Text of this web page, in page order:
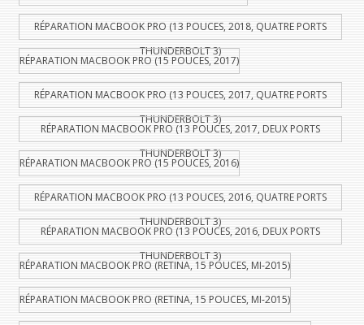
RÉPARATION MACBOOK PRO (13 POUCES, 2018, QUATRE PORTS
THUNDERBOLT 3)
RÉPARATION MACBOOK PRO (15 POUCES, 2017)
RÉPARATION MACBOOK PRO (13 POUCES, 2017, QUATRE PORTS
THUNDERBOLT 3)
RÉPARATION MACBOOK PRO (13 POUCES, 2017, DEUX PORTS
THUNDERBOLT 3)
RÉPARATION MACBOOK PRO (15 POUCES, 2016)
RÉPARATION MACBOOK PRO (13 POUCES, 2016, QUATRE PORTS
THUNDERBOLT 3)
RÉPARATION MACBOOK PRO (13 POUCES, 2016, DEUX PORTS
THUNDERBOLT 3)
RÉPARATION MACBOOK PRO (RETINA, 15 POUCES, MI-2015)
RÉPARATION MACBOOK PRO (RETINA, 15 POUCES, MI-2015)